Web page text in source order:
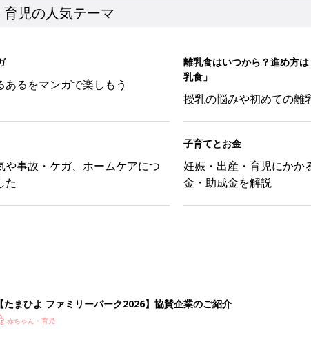
児の人気テーマ
あるをマンガで楽しもう
離乳食はいつから？進め方
乳食」
授乳の悩みや初めての離
や事故・ケガ、ホームケアにつ
た
子育てとお金
妊娠・出産・育児にかか
金・助成金を解説
【たまひよ ファミリーパーク2026】協賛企業のご紹介
赤ちゃん・育児